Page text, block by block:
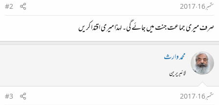
ستمبر 16، 2017
#2
صرف میری جماعت جنت میں جائے گی۔ لہذا میری اقتدا کریں
محمد وارث
لائبریرین
ستمبر 16، 2017
#3